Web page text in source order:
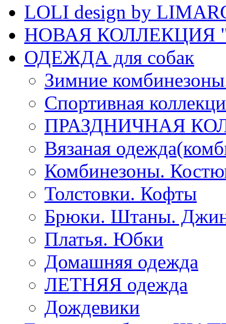
LOLI design by
НОВАЯ КОЛЛЕКЦИЯ
ОДЕЖДА для собак
Зимние
Спортивная
ПРАЗДНИЧНАЯ
Вязаная
Комбинезоны.
Толстовки. Кофты
Брюки. Штаны.
Платья. Юбки
Домашняя одежда
ЛЕТНЯЯ одежда
Дождевики